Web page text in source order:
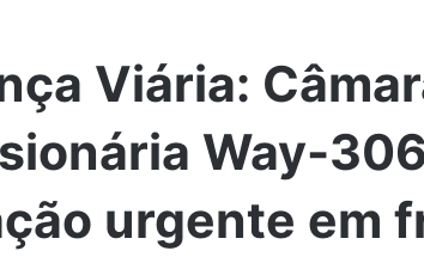
Viária:
Way-
urgente em